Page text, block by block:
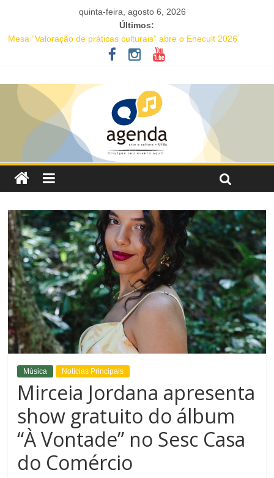
quinta-feira, agosto 6, 2026
Últimos:
Mesa “Valoração de práticas culturais” abre o Enecult 2026
Comédia romântica “O que vem depois” reestreia na Casa Preta e
Nesta sexta-feira (7), Luana Génot debate a cultura popular como
caminho para equidade racial
JAM no MAM completa 27 anos com edição dedicada a Caetano
Veloso
Academia de Letras da Bahia marca presença na Flipelô 2026
Música Notícias Principais
Mirceia Jordana apresenta
show gratuito do álbum
“À Vontade” no Sesc Casa
do Comércio